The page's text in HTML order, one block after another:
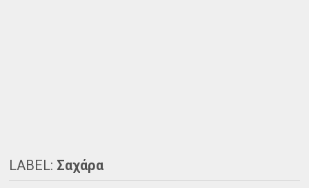
LABEL: Σαχάρα